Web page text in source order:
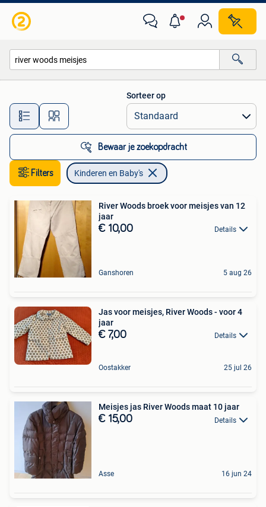
Alle afstanden…
Sorteer op
Bewaar je zoekopdracht
Filters Kinderen en Baby's
River Woods broek voor meisjes van 12
jaar
€ 10,00 Details
Ganshoren 5 aug 26
Jas voor meisjes, River Woods - voor 4
jaar
€ 7,00 Details
Oostakker 25 jul 26
Meisjes jas River Woods maat 10 jaar
€ 15,00 Details
Asse 16 jun 24